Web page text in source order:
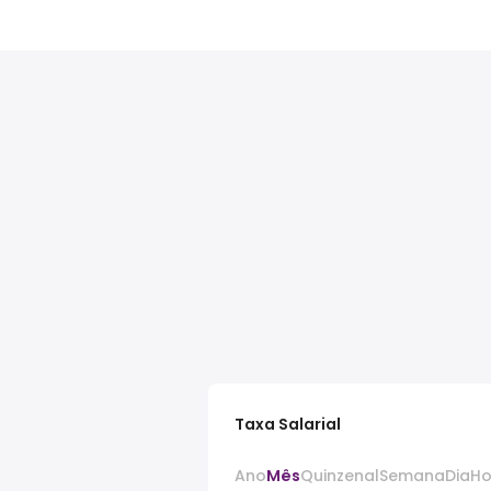
Taxa Salarial
AnoMêsQuinzenalSemanaDia